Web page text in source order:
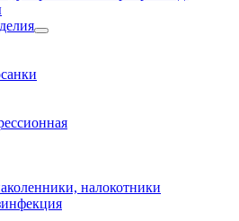
налокотники